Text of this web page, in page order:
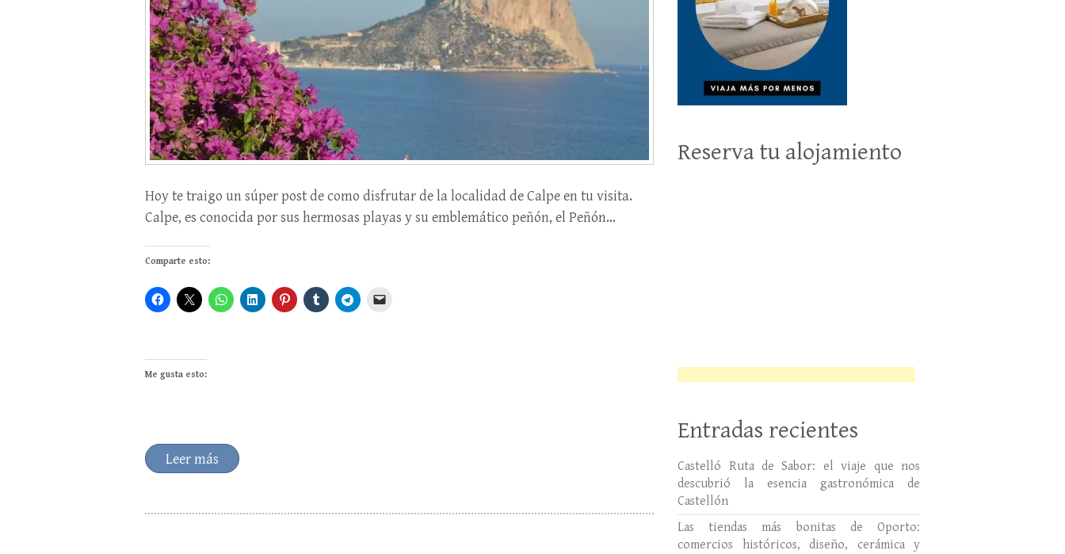
Hoy te traigo un súper post de como disfrutar de la localidad de Calpe en tu visita.
Calpe, es conocida por sus hermosas playas y su emblemático peñón, el Peñón…
Comparte esto:
Me gusta esto:
Leer más
Reserva tu alojamiento
Entradas recientes
Castelló Ruta de Sabor: el viaje que nos
descubrió la esencia gastronómica de
Castellón
Las tiendas más bonitas de Oporto:
comercios históricos, diseño, cerámica y